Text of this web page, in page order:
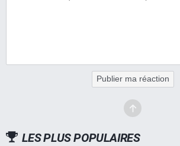
Publier ma réaction
LES PLUS POPULAIRES